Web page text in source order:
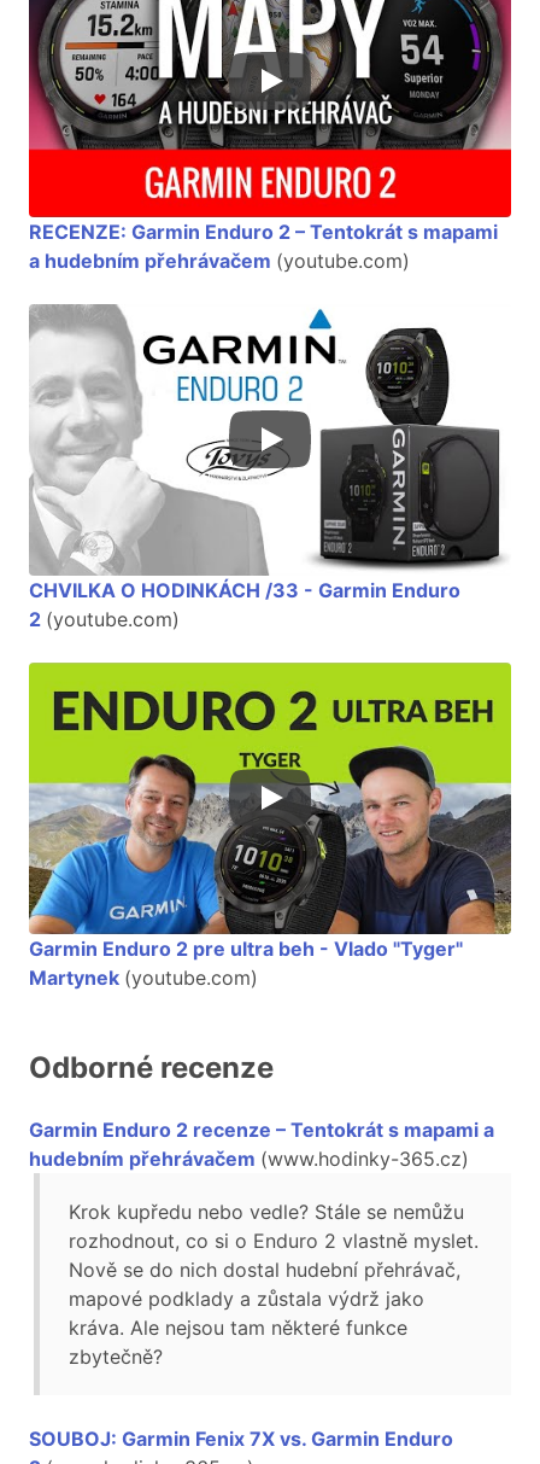
RECENZE: Garmin Enduro 2 – Tentokrát s mapami
a hudebním přehrávačem (youtube.com)
CHVILKA O HODINKÁCH /33 - Garmin Enduro
2 (youtube.com)
Garmin Enduro 2 pre ultra beh - Vlado "Tyger"
Martynek (youtube.com)
Odborné recenze
Garmin Enduro 2 recenze – Tentokrát s mapami a
hudebním přehrávačem (www.hodinky-365.cz)
Krok kupředu nebo vedle? Stále se nemůžu
rozhodnout, co si o Enduro 2 vlastně myslet.
Nově se do nich dostal hudební přehrávač,
mapové podklady a zůstala výdrž jako
kráva. Ale nejsou tam některé funkce
zbytečně?
SOUBOJ: Garmin Fenix 7X vs. Garmin Enduro